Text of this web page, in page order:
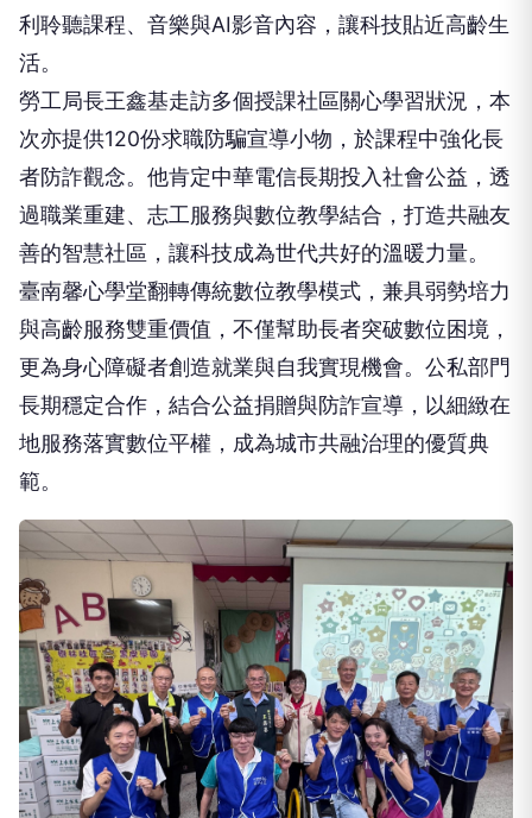
利聆聽課程、音樂與AI影音內容，讓科技貼近高齡生
活。
勞工局長王鑫基走訪多個授課社區關心學習狀況，本
次亦提供120份求職防騙宣導小物，於課程中強化長
者防詐觀念。他肯定中華電信長期投入社會公益，透
過職業重建、志工服務與數位教學結合，打造共融友
善的智慧社區，讓科技成為世代共好的溫暖力量。
臺南馨心學堂翻轉傳統數位教學模式，兼具弱勢培力
與高齡服務雙重價值，不僅幫助長者突破數位困境，
更為身心障礙者創造就業與自我實現機會。公私部門
長期穩定合作，結合公益捐贈與防詐宣導，以細緻在
地服務落實數位平權，成為城市共融治理的優質典
範。